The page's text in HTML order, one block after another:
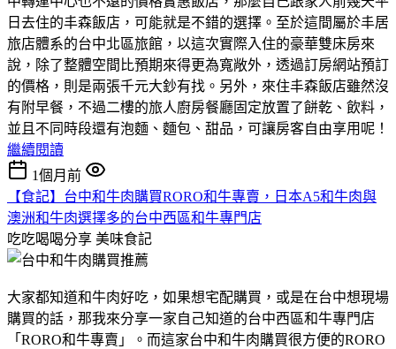
日去住的丰森飯店，可能就是不錯的選擇。至於這間屬於丰居
旅店體系的台中北區旅館，以這次實際入住的豪華雙床房來
說，除了整體空間比預期來得更為寬敞外，透過訂房網站預訂
的價格，則是兩張千元大鈔有找。另外，來住丰森飯店雖然沒
有附早餐，不過二樓的旅人廚房餐廳固定放置了餅乾、飲料，
並且不同時段還有泡麵、麵包、甜品，可讓房客自由享用呢！
繼續閱讀
1個月前
【食記】台中和牛肉購買RORO和牛專賣，日本A5和牛肉與
澳洲和牛肉選擇多的台中西區和牛專門店
吃吃喝喝分享 美味食記
大家都知道和牛肉好吃，如果想宅配購買，或是在台中想現場
購買的話，那我來分享一家自己知道的台中西區和牛專門店
「RORO和牛專賣」。而這家台中和牛肉購買很方便的RORO